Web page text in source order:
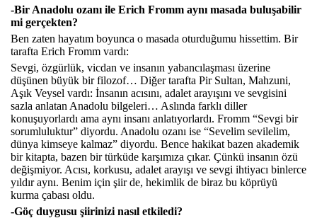
-Bir Anadolu ozanı ile Erich Fromm aynı masada buluşabilir
mi gerçekten?
Ben zaten hayatım boyunca o masada oturduğumu hissettim. Bir
tarafta Erich Fromm vardı:
Sevgi, özgürlük, vicdan ve insanın yabancılaşması üzerine
düşünen büyük bir filozof… Diğer tarafta Pir Sultan, Mahzuni,
Aşık Veysel vardı: İnsanın acısını, adalet arayışını ve sevgisini
sazla anlatan Anadolu bilgeleri… Aslında farklı diller
konuşuyorlardı ama aynı insanı anlatıyorlardı. Fromm “Sevgi bir
sorumluluktur” diyordu. Anadolu ozanı ise “Sevelim sevilelim,
dünya kimseye kalmaz” diyordu. Bence hakikat bazen akademik
bir kitapta, bazen bir türküde karşımıza çıkar. Çünkü insanın özü
değişmiyor. Acısı, korkusu, adalet arayışı ve sevgi ihtiyacı binlerce
yıldır aynı. Benim için şiir de, hekimlik de biraz bu köprüyü
kurma çabası oldu.
-Göç duygusu şiirinizi nasıl etkiledi?